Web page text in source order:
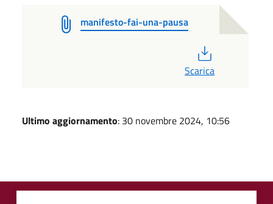
manifesto-fai-una-pausa
Scarica
Ultimo aggiornamento: 30 novembre 2024, 10:56